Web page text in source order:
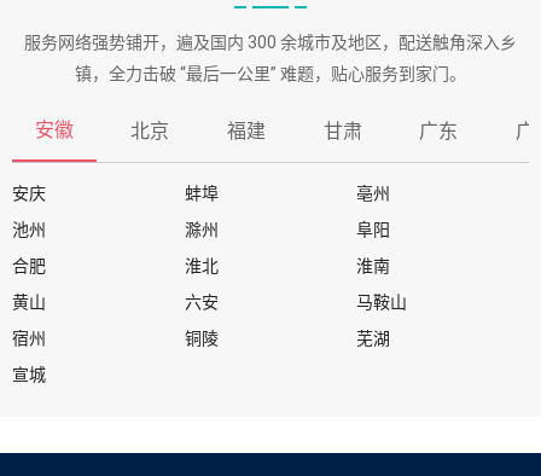
服务网络强势铺开，遍及国内 300 余城市及地区，配送触角深入乡
镇，全力击破 “最后一公里” 难题，贴心服务到家门。
安徽 北京 福建 甘肃 广东 广
安庆 蚌埠
亳州
池州
滁州
阜阳
合肥
淮北
淮南
黄山
六安
马鞍山
宿州
铜陵
芜湖
宣城